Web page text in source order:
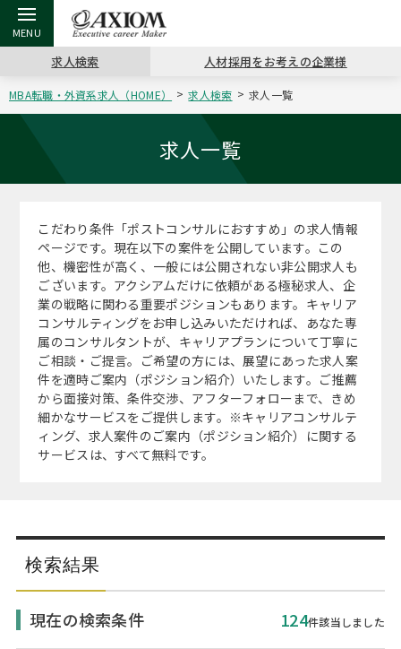
戻る
アクシアムの特長
コンサ
代表メ
サービス案内 キャリ
“展”職
“展”職
コンサルタントの紹介
戻る
キャリア支援 TOP
キャリアデザイン講座
MBAの
転職活
MBAキ
おわり
ステージ別アドバイス
MBAの転職事例
MBAからのFAQ
MBA留学生数の推移
日本か
主な10
インターン受入企業一覧
戻る
転職ツール TOP
英文レジュメの書き方 パワー
キーワ
英文レ
職務経歴書の書き方
日本語履歴書テンプレート
よくある面接Q&A集
外資系／面接攻略のコツ
戻る
転職コラム TOP
“展”職相談室
転職市場の明日をよめ
コンサルティングの現場から
転職成功への4つの鍵
キャリアに効く一冊
注目企業インタビュー
戻る
イベント・セミナー TOP
ジョブフェア
キャリアデザインセミナー
海外セミナー
キャリアフォーラム
プロ経営者の特別セミナー
Career Talk Live
MBA NETWORKING
戻る
会社概要 TOP
沿革
主なクライアント
アクセス
採用情報
パブリシティ
ニュースリリース
求人検索 人材採用をお考えの企業様
MBA転職・外資系求人（HOME） 求人検索 求人一覧
求人一覧
こだわり条件「ポストコンサルにおすすめ」の求人情報
ページです。現在以下の案件を公開しています。この
他、機密性が高く、一般には公開されない非公開求人も
ございます。アクシアムだけに依頼がある極秘求人、企
業の戦略に関わる重要ポジションもあります。キャリア
コンサルティングをお申し込みいただければ、あなた専
属のコンサルタントが、キャリアプランについて丁寧に
ご相談・ご提言。ご希望の方には、展望にあった求人案
件を適時ご案内（ポジション紹介）いたします。ご推薦
から面接対策、条件交渉、アフターフォローまで、きめ
細かなサービスをご提供します。※キャリアコンサルテ
ィング、求人案件のご案内（ポジション紹介）に関する
サービスは、すべて無料です。
検索結果
現在の検索条件 124件該当しました